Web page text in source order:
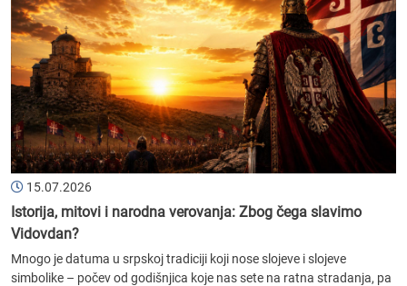
15.07.2026
Istorija, mitovi i narodna verovanja: Zbog čega slavimo
Vidovdan?
Mnogo je datuma u srpskoj tradiciji koji nose slojeve i slojeve
simbolike – počev od godišnjica koje nas sete na ratna stradanja, pa